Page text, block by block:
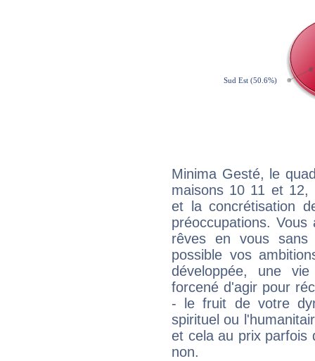
Minima Gesté, le
maisons 10 11 et 12,
et la concrétisation
préoccupations.
rêves en vous sans
possible vos
développée, une
forcené d'agir pour
- le fruit de votre
spirituel ou
et cela au prix parfois
non.